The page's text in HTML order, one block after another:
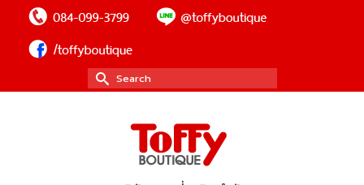
Search
for: